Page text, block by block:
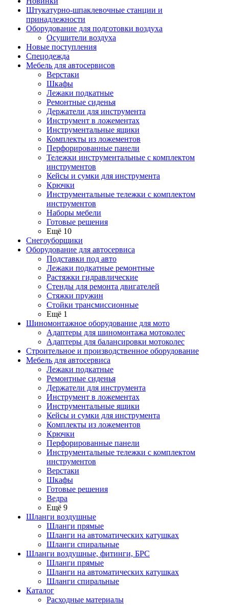
Штукатурно-шпаклевочные станции и
принадлежности
Оборудование для подготовки воздуха
Осушители воздуха
Новые поступления
Спецодежда
Мебель для автосервисов
Верстаки
Шкафы
Лежаки подкатные
Ремонтные сиденья
Держатели для инструмента
Инструмент в ложементах
Инструментальные ящики
Комплекты из ложементов
Перфорированные панели
Тележки инструментальные с комплектом
инструментов
Кейсы и сумки для инструмента
Крючки
Инструментальные тележки с комплектом
инструментов
Наборы мебели
Готовые решения
Ещё 10
Снегоуборщики
Оборудование для автосервиса
Подставки под авто
Лежаки подкатные ремонтные
Растяжки гидравлические
Стенды для ремонта двигателей
Стяжки пружин
Стойки трансмиссионные
Ещё 1
Шиномонтажное оборудование для мото
Адаптеры для шиномонтажа мотоколес
Адаптеры для балансировки мотоколес
Строительное и производственное оборудование
Мебель для автосервиса
Лежаки подкатные
Ремонтные сиденья
Держатели для инструмента
Инструмент в ложементах
Инструментальные ящики
Кейсы и сумки для инструмента
Комплекты из ложементов
Крючки
Перфорированные панели
Инструментальные тележки с комплектом
инструментов
Верстаки
Шкафы
Готовые решения
Ведра
Ещё 9
Шланги воздушные
Шланги прямые
Шланги на автоматических катушках
Шланги спиральные
Шланги воздушные, фитинги, БРС
Шланги прямые
Шланги на автоматических катушках
Шланги спиральные
Каталог
Расходные материалы